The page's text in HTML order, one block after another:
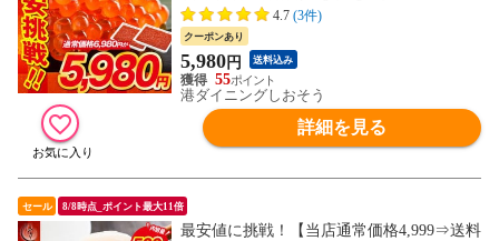
クラ醤油漬け 北海道 魚卵 魚介類 美味しい
ご飯のお供 ごはんの友 お取り寄せグルメ
贈り物 グルメ 海鮮
4.7 (3件)
クーポンあり
5,980円 送料込み
55
港ダイニングしおそう
詳細を見る
セール 8/8時点_ポイント最大11倍
最安値に挑戦！【当店通常価格4,999⇒送料